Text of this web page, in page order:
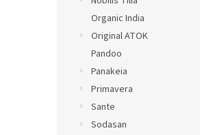
Organic India
Original ATOK
Pandoo
Panakeia
Primavera
Sante
Sodasan